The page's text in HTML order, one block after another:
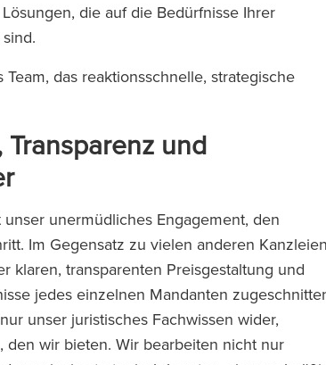
die auf die Bedürfnisse Ihrer
das reaktionsschnelle, strategische
und
unermüdliches Engagement, den
Im Gegensatz zu vielen anderen Kanzleien
klaren, transparenten Preisgestaltung und
jedes einzelnen Mandanten
unser juristisches Fachwissen wider,
wir bieten. Wir bearbeiten nicht nur